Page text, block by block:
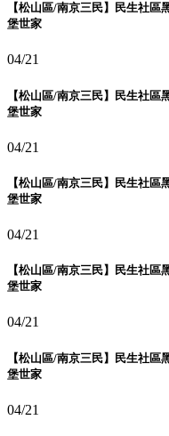
【松山區/南京三民】民生社
堡世家
04/21
【松山區/南京三民】民生社
堡世家
04/21
【松山區/南京三民】民生社
堡世家
04/21
【松山區/南京三民】民生社
堡世家
04/21
【松山區/南京三民】民生社
堡世家
04/21